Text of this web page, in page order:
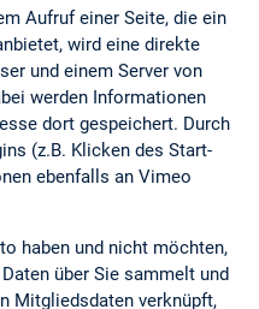
Aufruf einer Seite, die ein
wird eine direkte
und einem Server von
werden Informationen
dort gespeichert. Durch
(z.B. Klicken des Start-
ebenfalls an Vimeo
haben und nicht möchten,
über Sie sammelt und
Mitgliedsdaten verknüpft,